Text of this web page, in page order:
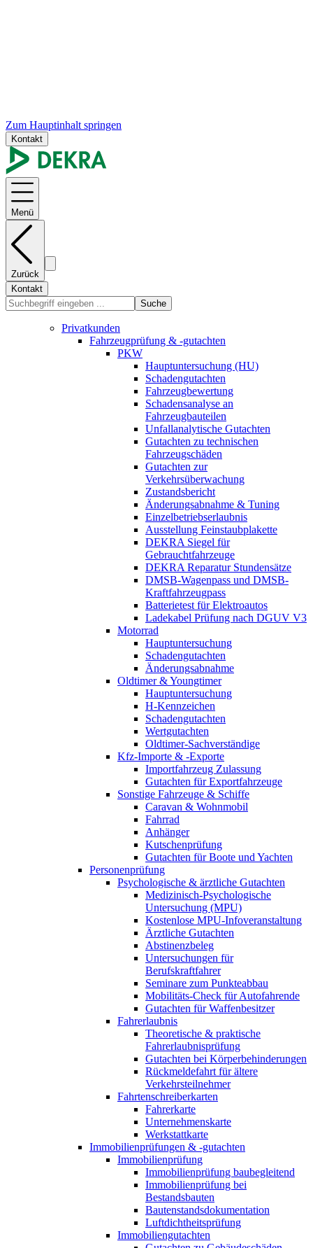
Zum Hauptinhalt springen
Kontakt
Menü
Zurück
Kontakt
Suche
Privatkunden
Fahrzeugprüfung & -gutachten
PKW
Hauptuntersuchung (HU)
Schadengutachten
Fahrzeugbewertung
Schadensanalyse an
Fahrzeugbauteilen
Unfallanalytische Gutachten
Gutachten zu technischen
Fahrzeugschäden
Gutachten zur
Verkehrsüberwachung
Zustandsbericht
Änderungsabnahme & Tuning
Einzelbetriebserlaubnis
Ausstellung Feinstaubplakette
DEKRA Siegel für
Gebrauchtfahrzeuge
DEKRA Reparatur Stundensätze
DMSB-Wagenpass und DMSB-
Kraftfahrzeugpass
Batterietest für Elektroautos
Ladekabel Prüfung nach DGUV V3
Motorrad
Hauptuntersuchung
Schadengutachten
Änderungsabnahme
Oldtimer & Youngtimer
Hauptuntersuchung
H-Kennzeichen
Schadengutachten
Wertgutachten
Oldtimer-Sachverständige
Kfz-Importe & -Exporte
Importfahrzeug Zulassung
Gutachten für Exportfahrzeuge
Sonstige Fahrzeuge & Schiffe
Caravan & Wohnmobil
Fahrrad
Anhänger
Kutschenprüfung
Gutachten für Boote und Yachten
Personenprüfung
Psychologische & ärztliche Gutachten
Medizinisch-Psychologische
Untersuchung (MPU)
Kostenlose MPU-Infoveranstaltung
Ärztliche Gutachten
Abstinenzbeleg
Untersuchungen für
Berufskraftfahrer
Seminare zum Punkteabbau
Mobilitäts-Check für Autofahrende
Gutachten für Waffenbesitzer
Fahrerlaubnis
Theoretische & praktische
Fahrerlaubnisprüfung
Gutachten bei Körperbehinderungen
Rückmeldefahrt für ältere
Verkehrsteilnehmer
Fahrtenschreiberkarten
Fahrerkarte
Unternehmenskarte
Werkstattkarte
Immobilienprüfungen & -gutachten
Immobilienprüfung
Immobilienprüfung baubegleitend
Immobilienprüfung bei
Bestandsbauten
Bautenstandsdokumentation
Luftdichtheitsprüfung
Immobiliengutachten